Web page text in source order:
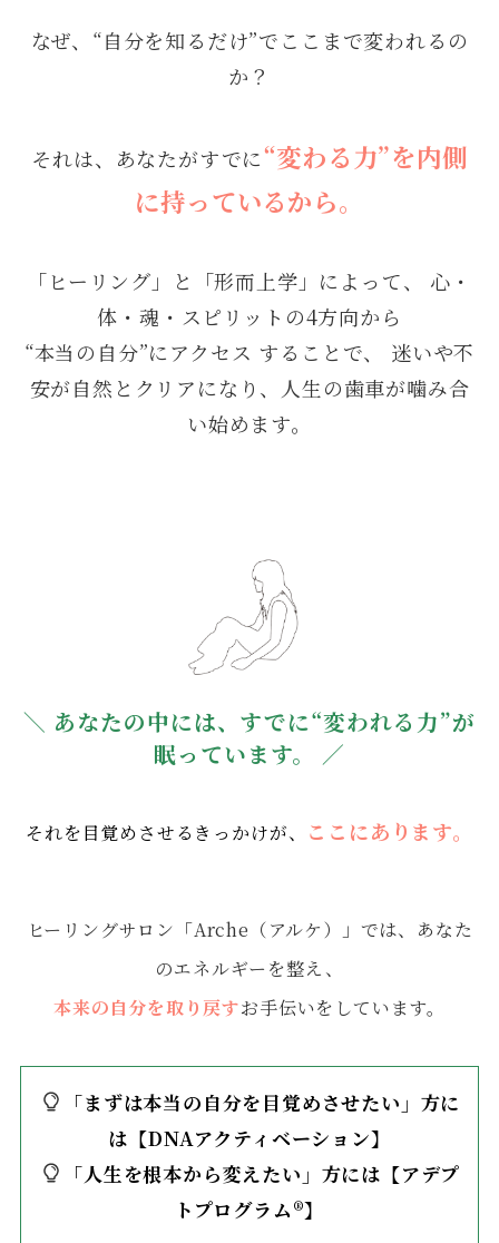
なぜ、“自分を知るだけ”でここまで変われるの
か？
それは、あなたがすでに“変わる力”を内側
に持っているから。
「ヒーリング」と「形而上学」によって、 心・
体・魂・スピリットの4方向から
“本当の自分”にアクセス することで、 迷いや不
安が自然とクリアになり、人生の歯車が噛み合
い始めます。
＼ あなたの中には、すでに“変われる力”が
眠っています。 ／
それを目覚めさせるきっかけが、 ここにあります。
ヒーリングサロン「Arche（アルケ）」では、あなた
のエネルギーを整え、
本来の自分を取り戻すお手伝いをしています。
「まずは本当の自分を目覚めさせたい」方に
は【DNAアクティベーション】
「人生を根本から変えたい」方には【アデプ
トプログラム®︎】